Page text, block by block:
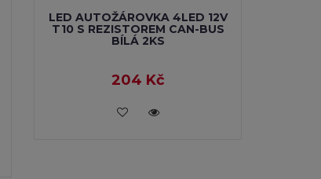
LED AUTOŽÁROVKA 4LED 12V
T10 S REZISTOREM CAN-BUS
BÍLÁ 2KS
204 Kč
VLOŽIT DO KOŠÍKU